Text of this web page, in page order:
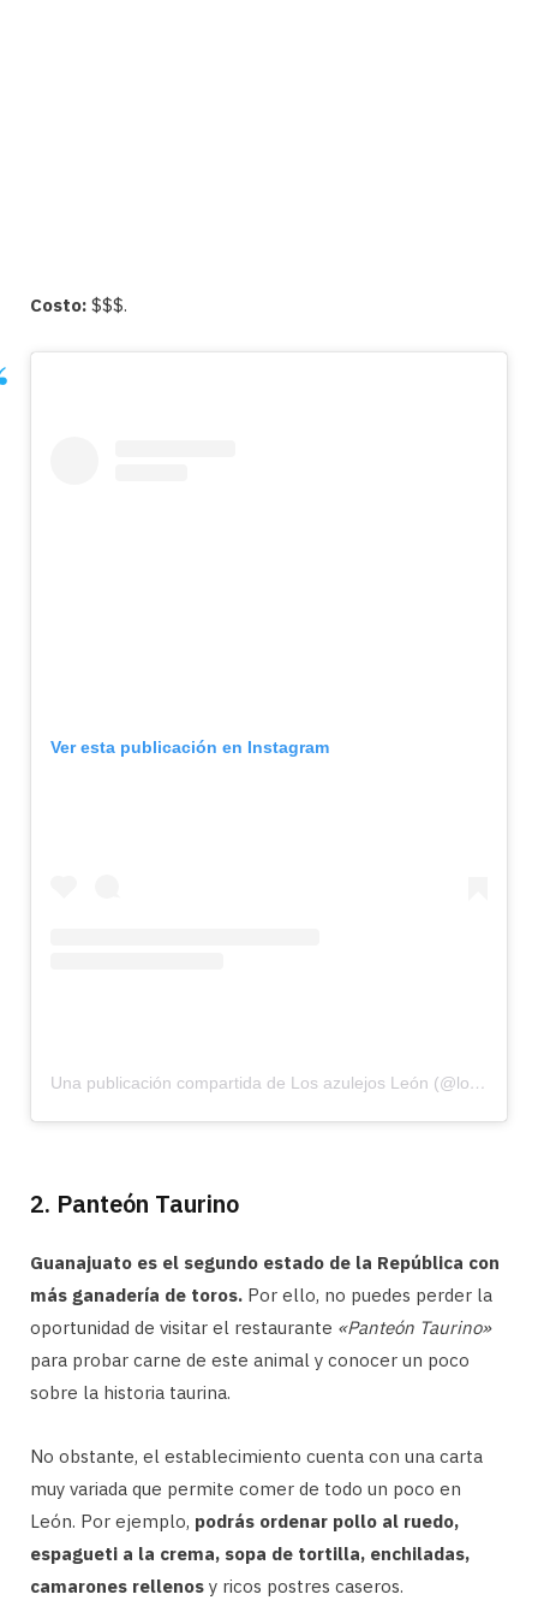
Costo: $$$.
Ver esta publicación en Instagram
Una publicación compartida de Los azulejos León (@losazulejosleongto)
2. Panteón Taurino
Guanajuato es el segundo estado de la República con
más ganadería de toros. Por ello, no puedes perder la
oportunidad de visitar el restaurante «Panteón Taurino»
para probar carne de este animal y conocer un poco
sobre la historia taurina.
No obstante, el establecimiento cuenta con una carta
muy variada que permite comer de todo un poco en
León. Por ejemplo, podrás ordenar pollo al ruedo,
espagueti a la crema, sopa de tortilla, enchiladas,
camarones rellenos y ricos postres caseros.